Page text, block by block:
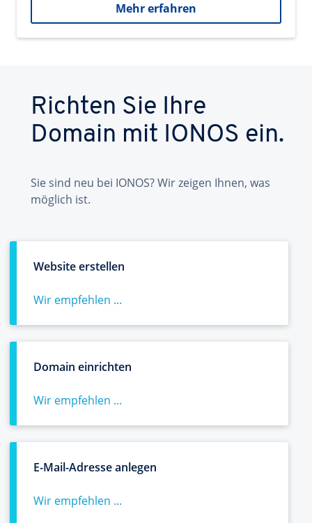
Mehr erfahren
Richten Sie Ihre
Domain mit IONOS ein.
Sie sind neu bei IONOS? Wir zeigen Ihnen, was
möglich ist.
Website erstellen
Wir empfehlen ...
Domain einrichten
Wir empfehlen ...
E-Mail-Adresse anlegen
Wir empfehlen ...